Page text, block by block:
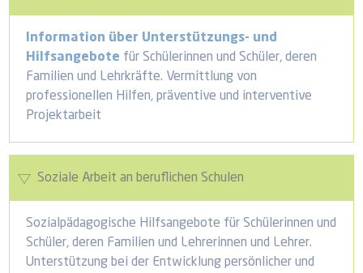
Information über Unterstützungs- und
Hilfsangebote für Schülerinnen und Schüler, deren
Familien und Lehrkräfte. Vermittlung von
professionellen Hilfen, präventive und interventive
Projektarbeit
Soziale Arbeit an beruflichen Schulen
Sozialpädagogische Hilfsangebote für Schülerinnen und
Schüler, deren Familien und Lehrerinnen und Lehrer.
Unterstützung bei der Entwicklung persönlicher und